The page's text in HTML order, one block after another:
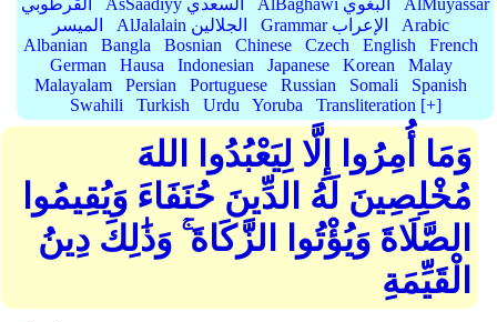
القرطوبي AsSaadiyy السعدي AlBaghawi البغوي
AlMuyassar
الميسر
AlJalalain الجلالين Grammar الإعراب
Arabic
Albanian
Bangla Bosnian Chinese Czech English
French
German
Hausa Indonesian Japanese Korean
Malay
Malayalam
Persian Portuguese Russian Somali
Spanish
Swahili
Turkish Urdu Yoruba Transliteration [+]
وَمَا أُمِرُوا إِلَّا لِيَعْبُدُوا اللهَ
مُخْلِصِينَ لَهُ الدِّينَ حُنَفَاءَ وَيُقِيمُوا
الصَّلَاةَ وَيُؤْتُوا الزَّكَاةَ ۚ وَذَٰلِكَ دِينُ
الْقَيِّمَةِ